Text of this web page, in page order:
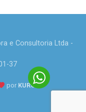
e Consultoria Ltda -
37
por KUROLE